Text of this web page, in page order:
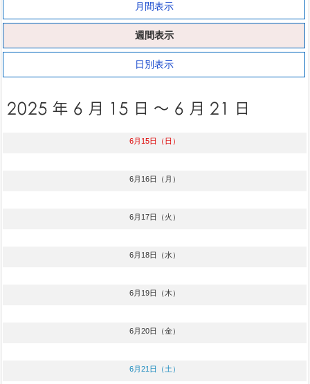
月間表示
週間表示
日別表示
6月15日（日）
6月16日（月）
6月17日（火）
6月18日（水）
6月19日（木）
6月20日（金）
6月21日（土）